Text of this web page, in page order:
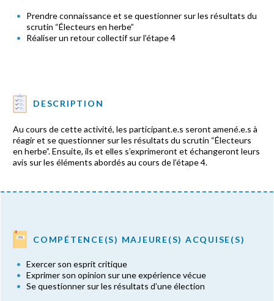
Prendre connaissance et se questionner sur les résultats du
scrutin “Électeurs en herbe”
Réaliser un retour collectif sur l’étape 4
DESCRIPTION
Au cours de cette activité, les participant.e.s seront amené.e.s à
réagir et se questionner sur les résultats du scrutin “Électeurs
en herbe”. Ensuite, ils et elles s’exprimeront et échangeront leurs
avis sur les éléments abordés au cours de l’étape 4.
COMPÉTENCE(S) MAJEURE(S) ACQUISE(S)
Exercer son esprit critique
Exprimer son opinion sur une expérience vécue
Se questionner sur les résultats d’une élection